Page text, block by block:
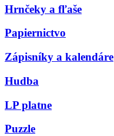
Hrnčeky a fľaše
Papiernictvo
Zápisníky a kalendáre
Hudba
LP platne
Puzzle